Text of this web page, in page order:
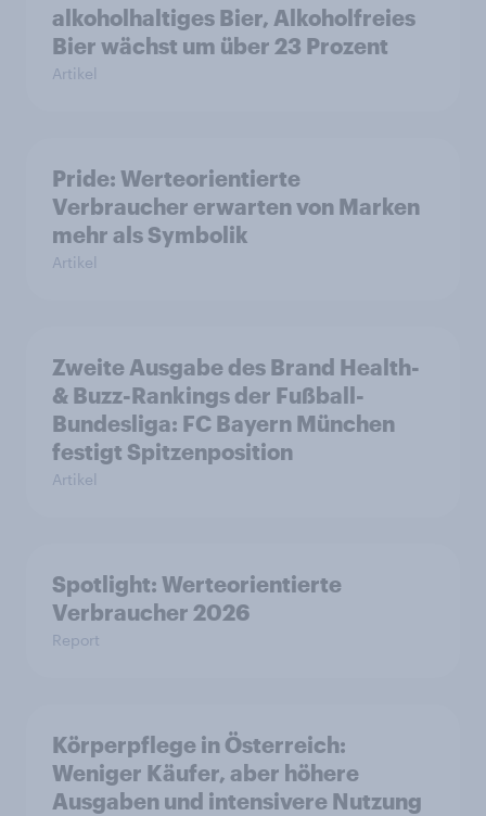
alkoholhaltiges Bier, Alkoholfreies
Bier wächst um über 23 Prozent
Artikel
Pride: Werteorientierte
Verbraucher erwarten von Marken
mehr als Symbolik
Artikel
Zweite Ausgabe des Brand Health-
& Buzz-Rankings der Fußball-
Bundesliga: FC Bayern München
festigt Spitzenposition
Artikel
Spotlight: Werteorientierte
Verbraucher 2026
Report
Körperpflege in Österreich:
Weniger Käufer, aber höhere
Ausgaben und intensivere Nutzung